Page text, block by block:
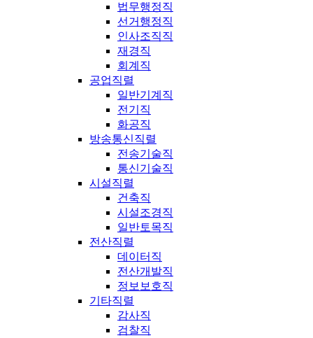
법무행정직
선거행정직
인사조직직
재경직
회계직
공업직렬
일반기계직
전기직
화공직
방송통신직렬
전송기술직
통신기술직
시설직렬
건축직
시설조경직
일반토목직
전산직렬
데이터직
전산개발직
정보보호직
기타직렬
감사직
검찰직